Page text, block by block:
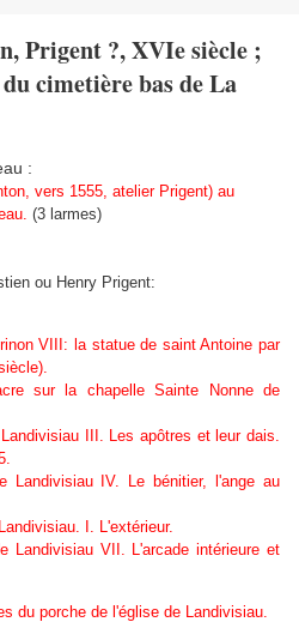
Prigent ?, XVIe siècle ;
cimetière bas de La
:
vers 1555, atelier Prigent) au
(3 larmes)
ou Henry Prigent:
VIII: la statue de saint Antoine par
sur la chapelle Sainte Nonne de
III. Les apôtres et leur dais.
Landivisiau IV. Le bénitier, l'ange au
I. L'extérieur.
Landivisiau VII. L'arcade intérieure et
du porche de l'église de Landivisiau.